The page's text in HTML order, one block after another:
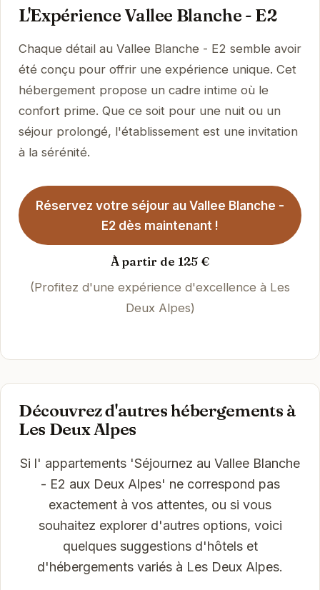
L'Expérience Vallee Blanche - E2
Chaque détail au Vallee Blanche - E2 semble avoir
été conçu pour offrir une expérience unique. Cet
hébergement propose un cadre intime où le
confort prime. Que ce soit pour une nuit ou un
séjour prolongé, l'établissement est une invitation
à la sérénité.
Réservez votre séjour au Vallee Blanche -
E2 dès maintenant !
À partir de 125 €
(Profitez d'une expérience d'excellence à Les
Deux Alpes)
Découvrez d'autres hébergements à
Les Deux Alpes
Si l' appartements 'Séjournez au Vallee Blanche
- E2 aux Deux Alpes' ne correspond pas
exactement à vos attentes, ou si vous
souhaitez explorer d'autres options, voici
quelques suggestions d'hôtels et
d'hébergements variés à Les Deux Alpes.